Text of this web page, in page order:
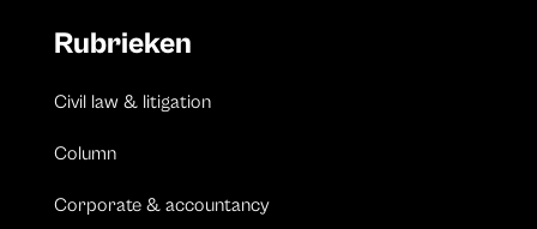
Rubrieken
Civil law & litigation
Column
Corporate & accountancy